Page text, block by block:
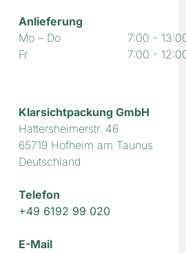
Anlieferung
Mo – Do
Fr
7:00 -
7:00 -
Klarsichtpackung GmbH
Hattersheimerstr. 46
65719 Hofheim am Taunus
Deutschland
Telefon
+49 6192 99 020
E-Mail